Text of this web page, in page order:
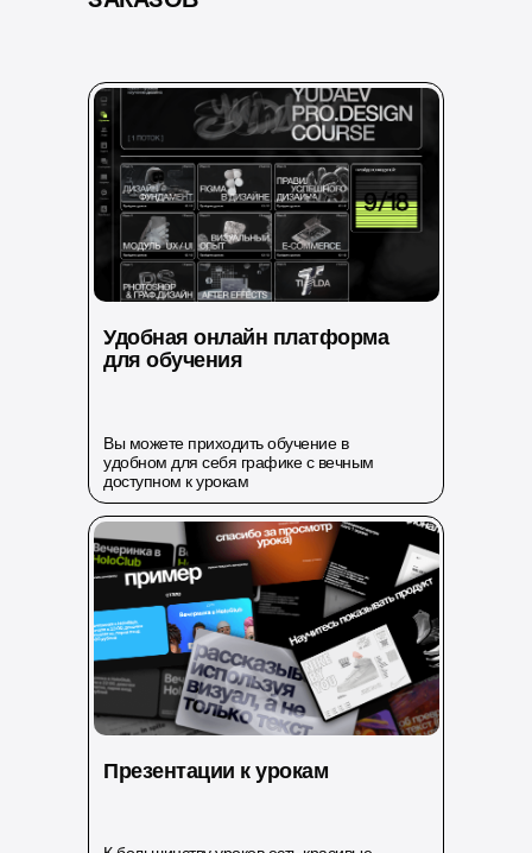
Удобная онлайн платформа
для обучения
Вы можете приходить обучение в
удобном для себя графике с вечным
доступном к урокам
Презентации к урокам